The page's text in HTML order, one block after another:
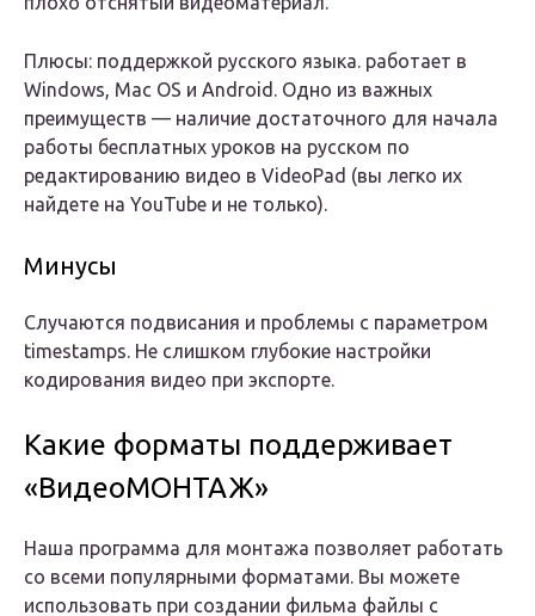
Плюсы: поддержкой русского языка. работает в
Windows, Mac OS и Android. Одно из важных
преимуществ — наличие достаточного для начала
работы бесплатных уроков на русском по
редактированию видео в VideoPad (вы легко их
найдете на YouTube и не только).
Минусы
Случаются подвисания и проблемы с параметром
timestamps. Не слишком глубокие настройки
кодирования видео при экспорте.
Какие форматы поддерживает
«ВидеоМОНТАЖ»
Наша программа для монтажа позволяет работать
со всеми популярными форматами. Вы можете
использовать при создании фильма файлы с